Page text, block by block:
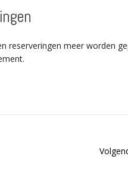
reserveringen meer worden